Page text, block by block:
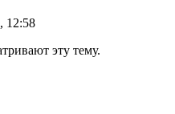
12:58
эту тему.